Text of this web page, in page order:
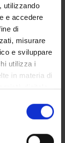
utilizzando
e accedere
di
misurare
e sviluppare
utilizza i
in materia di
digitale
qualsiasi
facendo clic
set of
to get